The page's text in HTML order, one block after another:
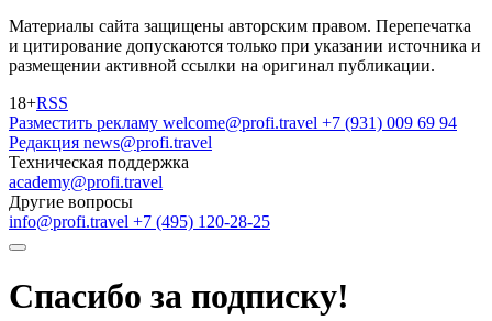
Материалы сайта защищены авторским правом. Перепечатка
и цитирование допускаются только при указании источника и
размещении активной ссылки на оригинал публикации.
18+RSS
Разместить рекламу welcome@profi.travel +7 (931) 009 69 94
Редакция news@profi.travel
Техническая поддержка
academy@profi.travel
Другие вопросы
info@profi.travel +7 (495) 120-28-25
Спасибо за подписку!